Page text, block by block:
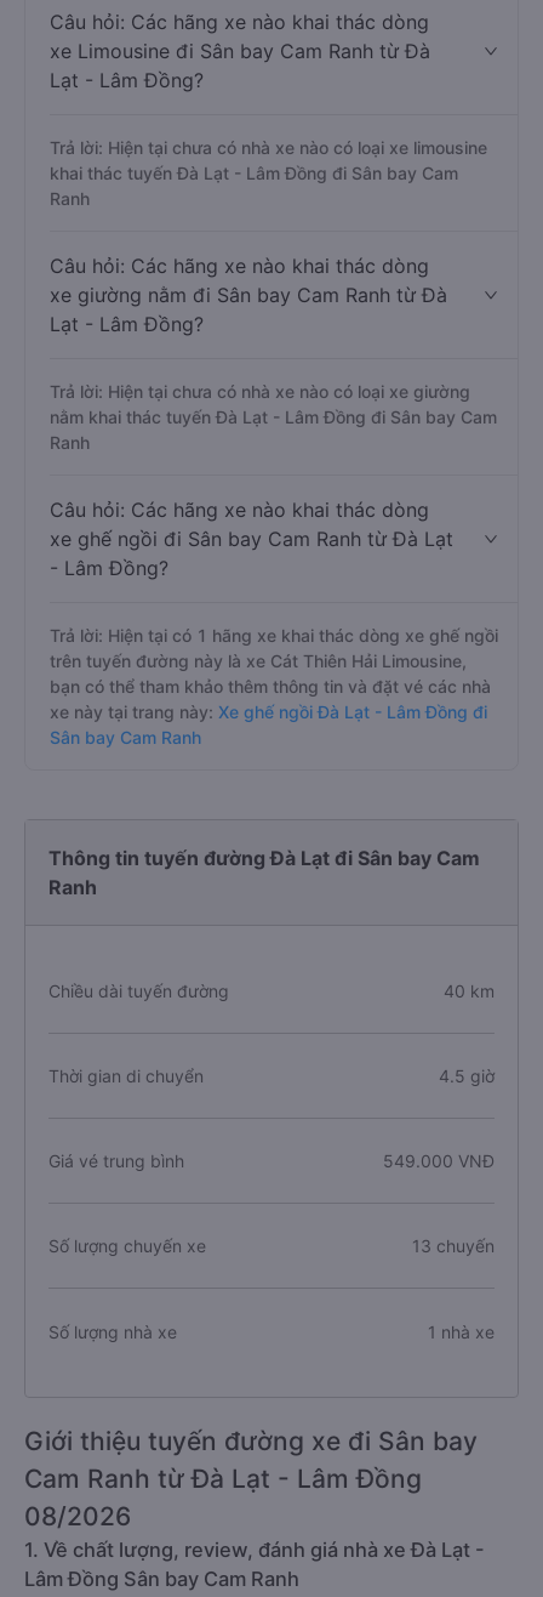
Câu hỏi: Các hãng xe nào khai thác dòng
xe Limousine đi Sân bay Cam Ranh từ Đà
Lạt - Lâm Đồng?
Trả lời: Hiện tại chưa có nhà xe nào có loại xe limousine
khai thác tuyến Đà Lạt - Lâm Đồng đi Sân bay Cam
Ranh
Câu hỏi: Các hãng xe nào khai thác dòng
xe giường nằm đi Sân bay Cam Ranh từ Đà
Lạt - Lâm Đồng?
Trả lời: Hiện tại chưa có nhà xe nào có loại xe giường
nằm khai thác tuyến Đà Lạt - Lâm Đồng đi Sân bay Cam
Ranh
Câu hỏi: Các hãng xe nào khai thác dòng
xe ghế ngồi đi Sân bay Cam Ranh từ Đà Lạt
- Lâm Đồng?
Trả lời: Hiện tại có 1 hãng xe khai thác dòng xe ghế ngồi
trên tuyến đường này là xe Cát Thiên Hải Limousine,
bạn có thể tham khảo thêm thông tin và đặt vé các nhà
xe này tại trang này: Xe ghế ngồi Đà Lạt - Lâm Đồng đi
Sân bay Cam Ranh
Thông tin tuyến đường Đà Lạt đi Sân bay Cam
Ranh
Chiều dài tuyến đường 40 km
Thời gian di chuyển 4.5 giờ
Giá vé trung bình 549.000 VNĐ
Số lượng chuyến xe 13 chuyến
Số lượng nhà xe 1 nhà xe
Giới thiệu tuyến đường xe đi Sân bay
Cam Ranh từ Đà Lạt - Lâm Đồng
08/2026
1. Về chất lượng, review, đánh giá nhà xe Đà Lạt -
Lâm Đồng Sân bay Cam Ranh